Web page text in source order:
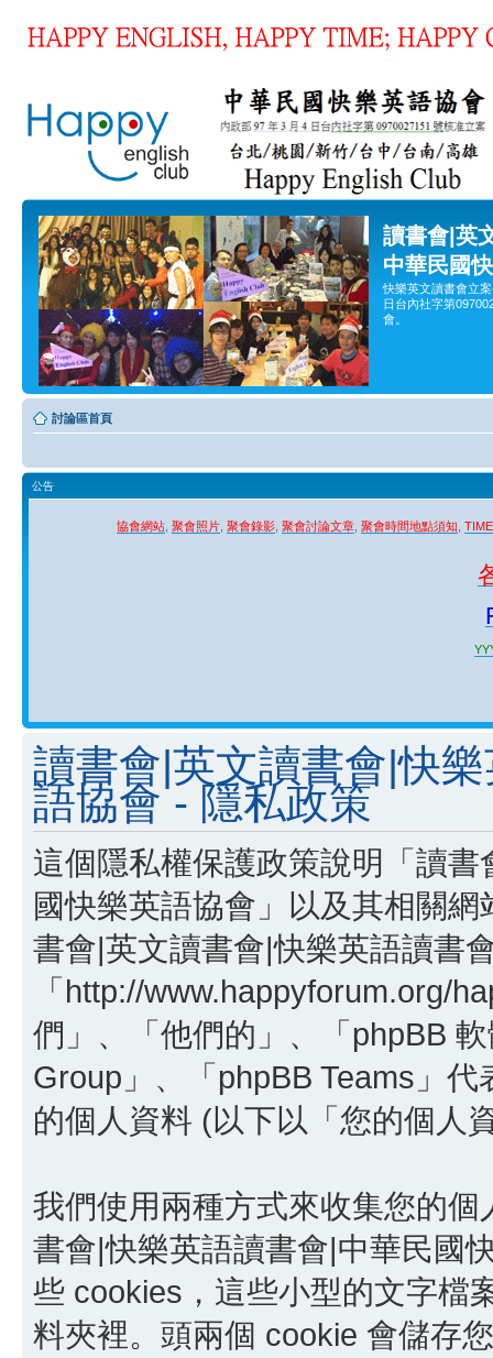
讀書會|英
中華民國
快樂英文讀書會立
日台內社字第
會。
討論區首頁
公告
協會網站 聚會照片 聚會錄影 聚會討論文章 聚會時間地點須知
讀書會|英文讀書會|快
語協會 - 隱私政策
這個隱私權保護政策說明「讀
國快樂英語協會」以及其相關
書會|英文讀書會|快樂英語讀書
「http://www.happyforum.org/
們」、「他們的」、「phpBB
Group」、「phpBB Teams」
的個人資料 (以下以「您的個人
我們使用兩種方式來收集您的
書會|快樂英語讀書會|中華民國
些 cookies，這些小型的文字檔
料夾裡。頭兩個 cookie 會儲存